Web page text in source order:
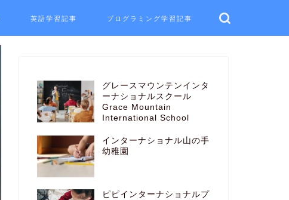
英語学習記事 プログラミング学習記事
グレースマウンテンインタ
ーナショナルスクール
Grace Mountain
International School
インターナショナル山の手
幼稚園
ピピインターナショナルプ